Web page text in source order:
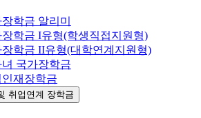
학금 알리미
장학금 I유형(학생직접지원형)
장학금 II유형(대학연계지원형)
녀 국가장학금
인재장학금
취업연계 장학금